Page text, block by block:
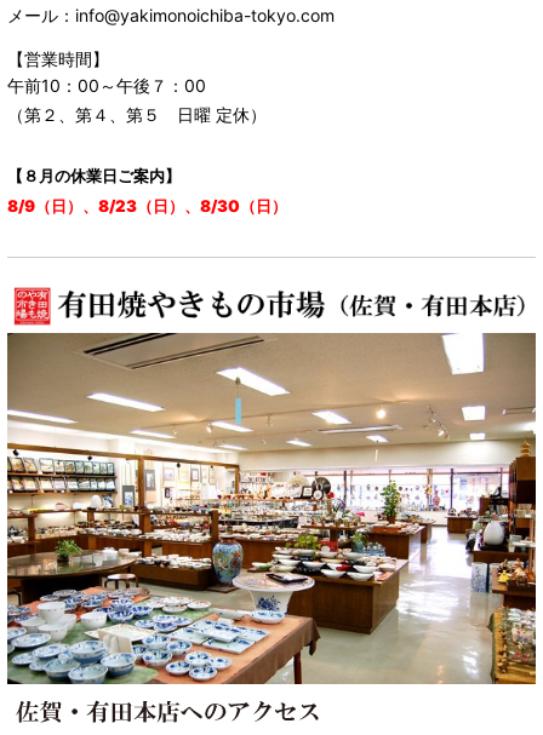
メール：info@yakimonoichiba-tokyo.com
【営業時間】
午前10：00～午後７：00
（第２、第４、第５ 日曜 定休）
【８月の休業日ご案内】
8/9（日）、8/23（日）、8/30（日）